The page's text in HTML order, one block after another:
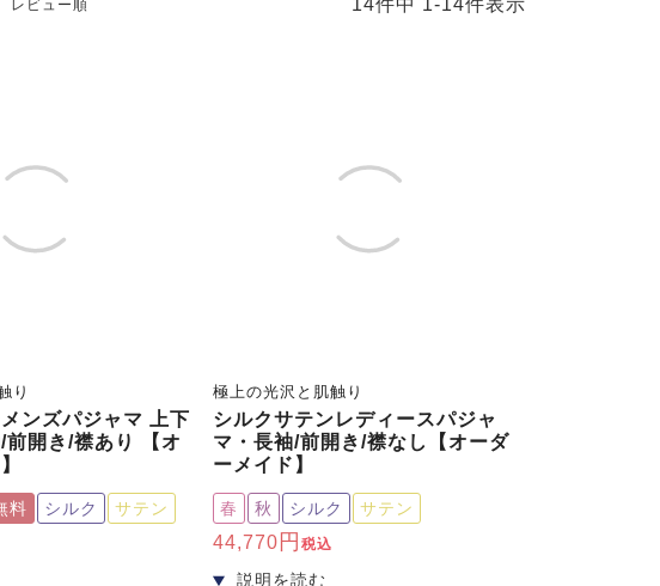
レビュー順 14件中 1-14件表示
り
ンズパジャマ 上下
前開き/襟あり 【オ
料 シルク サテン
極上の光沢と肌触り
シルクサテンレディースパジャ
マ・長袖/前開き/襟なし【オーダ
ーメイド】
春 秋 シルク サテン
44,770 税込